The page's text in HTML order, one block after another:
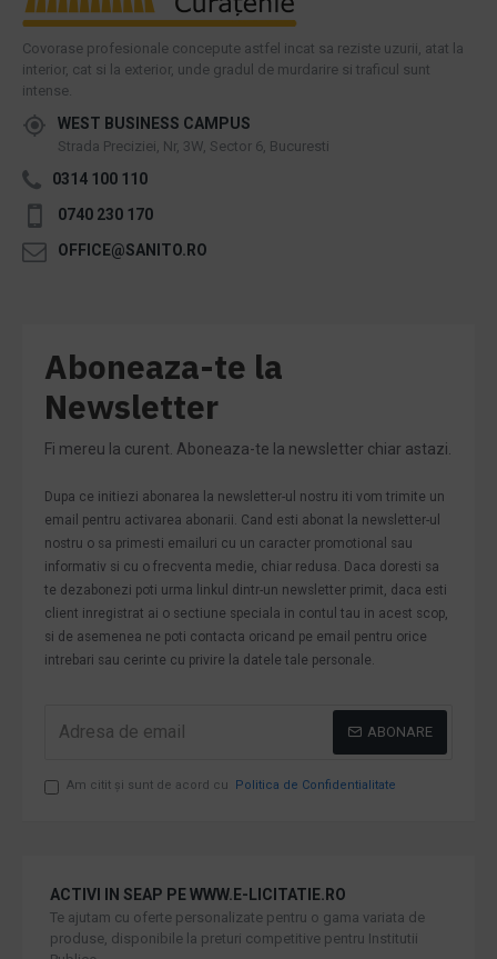
Covorase profesionale concepute astfel incat sa reziste uzurii, atat la
interior, cat si la exterior, unde gradul de murdarire si traficul sunt
intense.
WEST BUSINESS CAMPUS
Strada Preciziei, Nr, 3W, Sector 6, Bucuresti
0314 100 110
0740 230 170
OFFICE@SANITO.RO
Aboneaza-te la
Newsletter
Fi mereu la curent. Aboneaza-te la newsletter chiar astazi.
Dupa ce initiezi abonarea la newsletter-ul nostru iti vom trimite un
email pentru activarea abonarii. Cand esti abonat la newsletter-ul
nostru o sa primesti emailuri cu un caracter promotional sau
informativ si cu o frecventa medie, chiar redusa. Daca doresti sa
te dezabonezi poti urma linkul dintr-un newsletter primit, daca esti
client inregistrat ai o sectiune speciala in contul tau in acest scop,
si de asemenea ne poti contacta oricand pe email pentru orice
intrebari sau cerinte cu privire la datele tale personale.
ABONARE
Am citit şi sunt de acord cu Politica de Confidentialitate
ACTIVI IN SEAP PE WWW.E-LICITATIE.RO
Te ajutam cu oferte personalizate pentru o gama variata de
produse, disponibile la preturi competitive pentru Institutii